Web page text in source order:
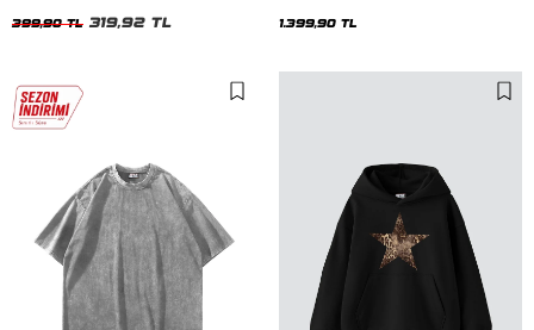
399,90 TL 319,92 TL 1.399,90 TL